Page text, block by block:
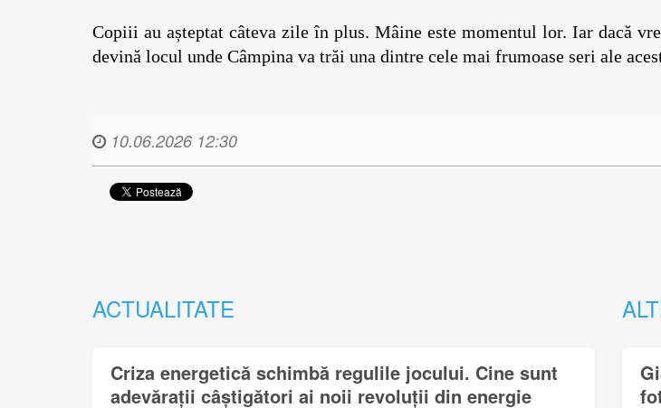
Copiii au așteptat câteva zile în plus. Mâine este momentul lor. Iar dacă
devină locul unde Câmpina va trăi una dintre cele mai frumoase seri ale
10.06.2026 12:30
ACTUALITATE
Criza energetică schimbă regulile jocului. Cine sunt
adevărații câștigători ai noii revoluții din energie